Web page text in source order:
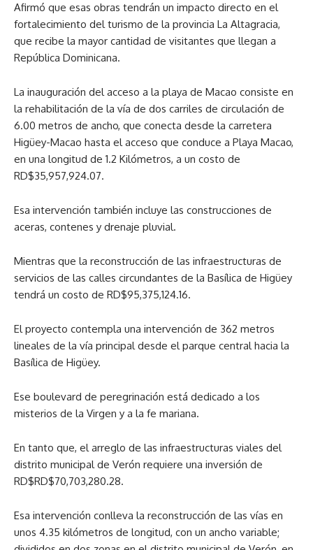
Afirmó que esas obras tendrán un impacto directo en el
fortalecimiento del turismo de la provincia La Altagracia,
que recibe la mayor cantidad de visitantes que llegan a
República Dominicana.
La inauguración del acceso a la playa de Macao consiste en
la rehabilitación de la vía de dos carriles de circulación de
6.00 metros de ancho, que conecta desde la carretera
Higüey-Macao hasta el acceso que conduce a Playa Macao,
en una longitud de 1.2 Kilómetros, a un costo de
RD$35,957,924.07.
Esa intervención también incluye las construcciones de
aceras, contenes y drenaje pluvial.
Mientras que la reconstrucción de las infraestructuras de
servicios de las calles circundantes de la Basílica de Higüey
tendrá un costo de RD$95,375,124.16.
El proyecto contempla una intervención de 362 metros
lineales de la vía principal desde el parque central hacia la
Basílica de Higüey.
Ese boulevard de peregrinación está dedicado a los
misterios de la Virgen y a la fe mariana.
En tanto que, el arreglo de las infraestructuras viales del
distrito municipal de Verón requiere una inversión de
RD$RD$70,703,280.28.
Esa intervención conlleva la reconstrucción de las vías en
unos 4.35 kilómetros de longitud, con un ancho variable;